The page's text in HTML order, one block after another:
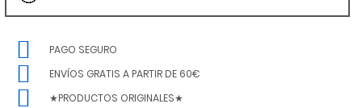
PAGO SEGURO
ENVÍOS GRATIS A PARTIR DE 60€
★PRODUCTOS ORIGINALES★